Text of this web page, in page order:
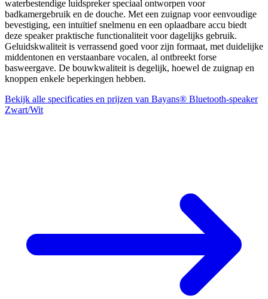
waterbestendige luidspreker speciaal ontworpen voor
badkamergebruik en de douche. Met een zuignap voor eenvoudige
bevestiging, een intuïtief snelmenu en een oplaadbare accu biedt
deze speaker praktische functionaliteit voor dagelijks gebruik.
Geluidskwaliteit is verrassend goed voor zijn formaat, met duidelijke
middentonen en verstaanbare vocalen, al ontbreekt forse
basweergave. De bouwkwaliteit is degelijk, hoewel de zuignap en
knoppen enkele beperkingen hebben.
Bekijk alle specificaties en prijzen van Bayans® Bluetooth-speaker
Zwart/Wit